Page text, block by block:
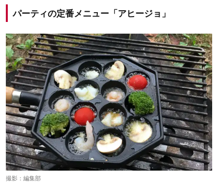
パーティの定番メニュー「アヒージョ」
撮影：編集部